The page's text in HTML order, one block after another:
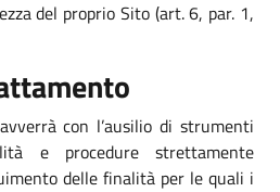
del proprio Sito (art. 6, par. 1,
con l’ausilio di strumenti
e procedure strettamente
delle finalità per le quali i